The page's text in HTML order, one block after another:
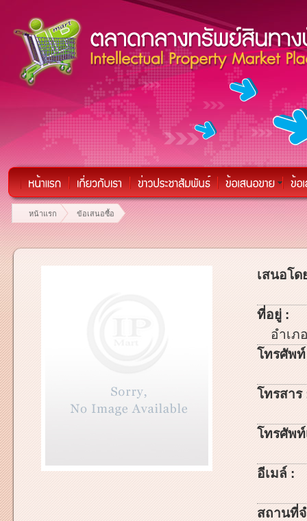
หน้าแรก ข้อเสนอซื้อ
เสนอโด
ที่อยู่ :
อำเภ
โทรศัพ
โทรสาร
โทรศัพ
อีเมล์ :
สถานที่